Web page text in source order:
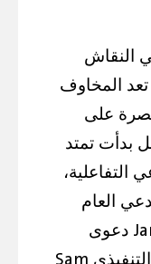
النقاش
تعد المخاوف
على
بدأت تمتد
التفاعلية،
العام
دعوى